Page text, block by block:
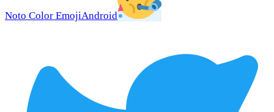
Noto Color EmojiAndroid